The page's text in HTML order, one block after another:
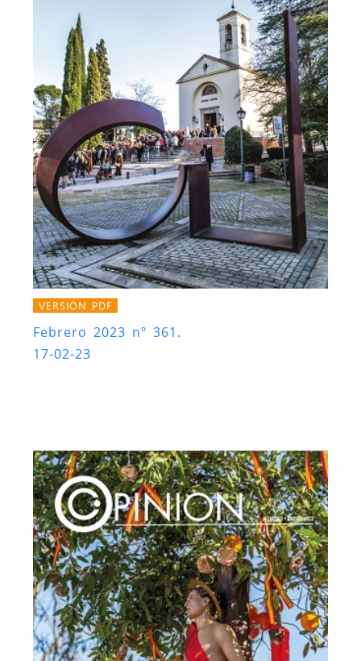
VERSIÓN PDF
Febrero 2023 nº 361.
17-02-23